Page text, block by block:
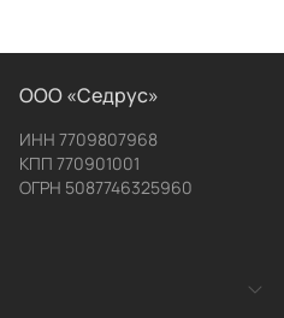
ООО «Седрус»
ИНН 7709807968
КПП 770901001
ОГРН 5087746325960